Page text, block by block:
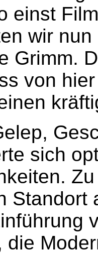
einst
wir
Grimm.
von
sich
Standort
die